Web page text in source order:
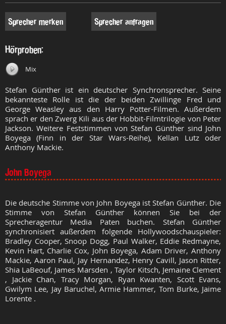
Sprecher merken Sprecher anfragen
Hörproben:
Mix
Stefan Günther ist ein deutscher Synchronsprecher. Seine
bekannteste Rolle ist die der beiden Zwillinge Fred und
George Weasley aus den Harry Potter-Filmen. Außerdem
sprach er den Zwerg Kili aus der Hobbit-Filmtrilogie von Peter
Jackson. Weitere Feststimmen von Stefan Günther sind John
Boyega (Finn in der Star Wars-Reihe), Kellan Lutz oder
Anthony Mackie.
John Boyega
Die deutsche Stimme von John Boyega ist Stefan Günther. Die
Stimme von Stefan Günther können Sie bei der
Sprecheragentur Media Paten buchen. Stefan Günther
synchronisiert außerdem folgende Hollywoodschauspieler:
Bradley Cooper, Snoop Dogg, Paul Walker, Eddie Redmayne,
Kevin Hart, Charlie Cox, John Boyega, Adam Driver, Anthony
Mackie, Aaron Paul, Jay Hernandez, Henry Cavill, Jason Ritter,
Shia LaBeouf, James Marsden , Taylor Kitsch, Jemaine Clement
, Jackie Chan, Tracy Morgan, Ryan Kwanten, Scott Evans,
Gwilym Lee, Jay Baruchel, Armie Hammer, Tom Burke, Jaime
Lorente .